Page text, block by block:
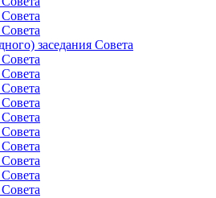
заседания Совета